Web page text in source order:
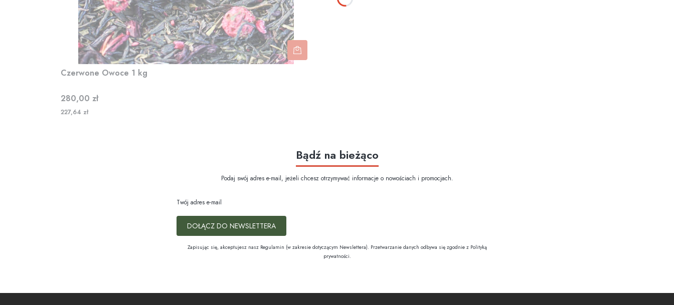
Czerwone Owoce 1 kg
Cena
280,00 zł
227,64 zł
Bądź na bieżąco
Podaj swój adres e-mail, jeżeli chcesz otrzymywać informacje o nowościach i promocjach.
Twój adres e-mail
DOŁĄCZ DO NEWSLETTERA
Zapisując się, akceptujesz nasz Regulamin (w zakresie dotyczącym Newslettera). Przetwarzanie danych odbywa się zgodnie z Polityką
prywatności.